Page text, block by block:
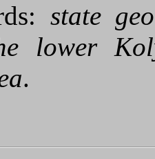
state
lower
.